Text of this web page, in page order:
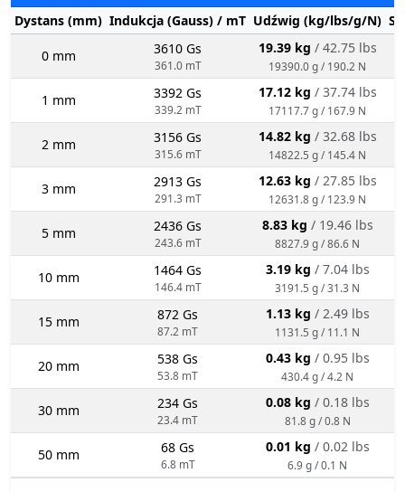
Dystans (mm) Indukcja (Gauss) / mT Udźwig (kg/lbs/g/N)
0 mm 3610 Gs
361.0 mT
19.39 kg / 42.75 lbs
19390.0 g / 190.2 N
1 mm 3392 Gs
339.2 mT
17.12 kg / 37.74 lbs
17117.7 g / 167.9 N
2 mm 3156 Gs
315.6 mT
14.82 kg / 32.68 lbs
14822.5 g / 145.4 N
3 mm 2913 Gs
291.3 mT
12.63 kg / 27.85 lbs
12631.8 g / 123.9 N
5 mm 2436 Gs
243.6 mT
8.83 kg / 19.46 lbs
8827.9 g / 86.6 N
10 mm 1464 Gs
146.4 mT
3.19 kg / 7.04 lbs
3191.5 g / 31.3 N
15 mm 872 Gs
87.2 mT
1.13 kg / 2.49 lbs
1131.5 g / 11.1 N
20 mm 538 Gs
53.8 mT
0.43 kg / 0.95 lbs
430.4 g / 4.2 N
30 mm 234 Gs
23.4 mT
0.08 kg / 0.18 lbs
81.8 g / 0.8 N
50 mm 68 Gs
6.8 mT
0.01 kg / 0.02 lbs
6.9 g / 0.1 N